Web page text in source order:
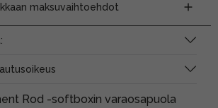
maksuvaihtoehdot
Rod -softboxin varaosapuola